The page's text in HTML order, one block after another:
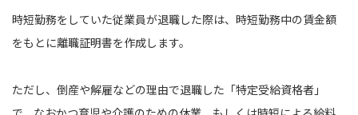
時短勤務をしていた従業員が退職した際は、時短勤務中の賃金額
をもとに離職証明書を作成します。
ただし、倒産や解雇などの理由で退職した「特定受給資格者」